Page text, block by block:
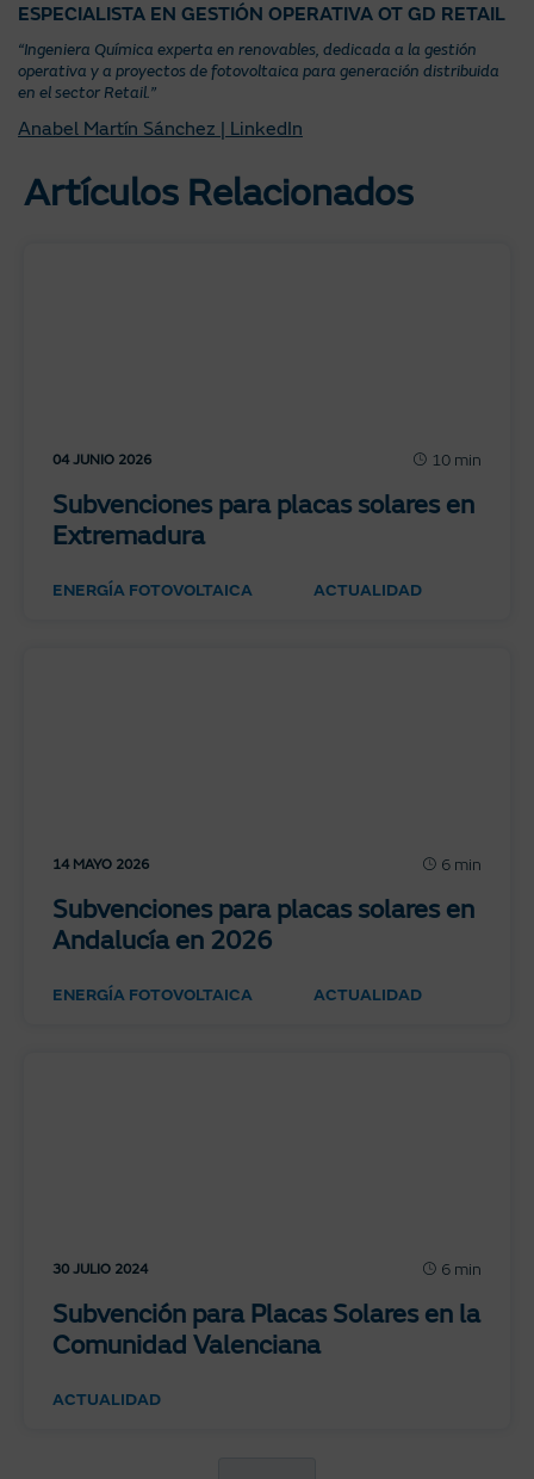
ESPECIALISTA EN GESTIÓN OPERATIVA OT GD RETAIL
“Ingeniera Química experta en renovables, dedicada a la gestión
operativa y a proyectos de fotovoltaica para generación distribuida
en el sector Retail.”
Anabel Martín Sánchez | LinkedIn
Artículos Relacionados
04 JUNIO 2026 10 min
Subvenciones para placas solares en
Extremadura
ENERGÍA FOTOVOLTAICA ACTUALIDAD
14 MAYO 2026 6 min
Subvenciones para placas solares en
Andalucía en 2026
ENERGÍA FOTOVOLTAICA ACTUALIDAD
30 JULIO 2024 6 min
Subvención para Placas Solares en la
Comunidad Valenciana
ACTUALIDAD